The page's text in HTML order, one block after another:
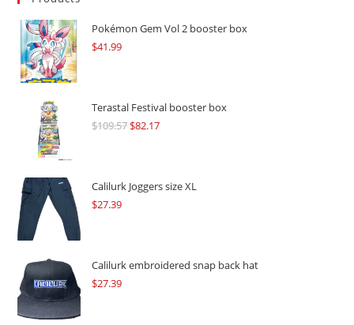
Pokémon Gem Vol 2 booster box
$41.99
Terastal Festival booster box
$109.57Original
$109.57.
$82.17Current
$82.17.
Calilurk Joggers size XL
$27.39
Calilurk embroidered snap back hat
$27.39